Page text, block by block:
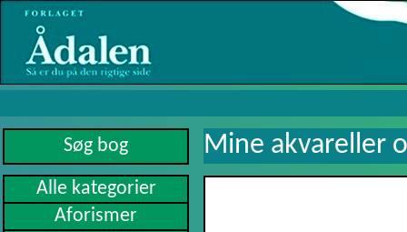
Alle kategorier
Aforismer
Mine akvareller